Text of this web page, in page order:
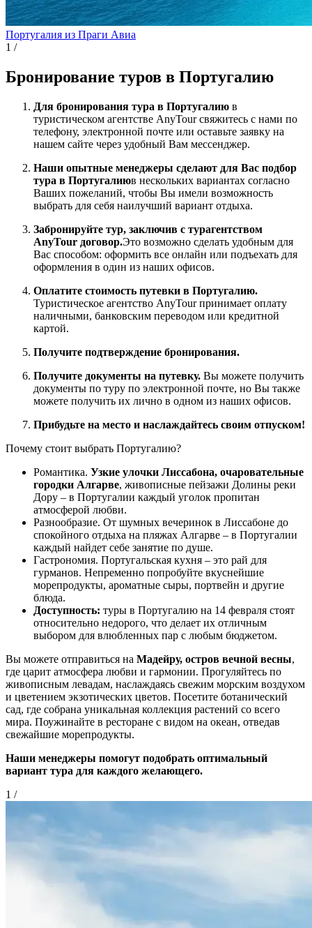
Португалия из Праги Авиа
1 /
Бронирование туров в Португалию
Для бронирования тура в Португалию в
туристическом агентстве AnyTour свяжитесь с нами по
телефону, электронной почте или оставьте заявку на
нашем сайте через удобный Вам мессенджер.
Наши опытные менеджеры сделают для Вас подбор
тура в Португалиюв нескольких вариантах согласно
Ваших пожеланий, чтобы Вы имели возможность
выбрать для себя наилучший вариант отдыха.
Забронируйте тур, заключив с турагентством
AnyTour договор.Это возможно сделать удобным для
Вас способом: оформить все онлайн или подъехать для
оформления в один из наших офисов.
Оплатите стоимость путевки в Португалию.
Туристическое агентство AnyTour принимает оплату
наличными, банковским переводом или кредитной
картой.
Получите подтверждение бронирования.
Получите документы на путевку. Вы можете получить
документы по туру по электронной почте, но Вы также
можете получить их лично в одном из наших офисов.
Прибудьте на место и наслаждайтесь своим отпуском!
Почему стоит выбрать Португалию?
Романтика. Узкие улочки Лиссабона, очаровательные
городки Алгарве, живописные пейзажи Долины реки
Дору – в Португалии каждый уголок пропитан
атмосферой любви.
Разнообразие. От шумных вечеринок в Лиссабоне до
спокойного отдыха на пляжах Алгарве – в Португалии
каждый найдет себе занятие по душе.
Гастрономия. Португальская кухня – это рай для
гурманов. Непременно попробуйте вкуснейшие
морепродукты, ароматные сыры, портвейн и другие
блюда.
Доступность: туры в Португалию на 14 февраля стоят
относительно недорого, что делает их отличным
выбором для влюбленных пар с любым бюджетом.
Вы можете отправиться на Мадейру, остров вечной весны,
где царит атмосфера любви и гармонии. Прогуляйтесь по
живописным левадам, наслаждаясь свежим морским воздухом
и цветением экзотических цветов. Посетите ботанический
сад, где собрана уникальная коллекция растений со всего
мира. Поужинайте в ресторане с видом на океан, отведав
свежайшие морепродукты.
Наши менеджеры помогут подобрать оптимальный
вариант тура для каждого желающего.
1 /